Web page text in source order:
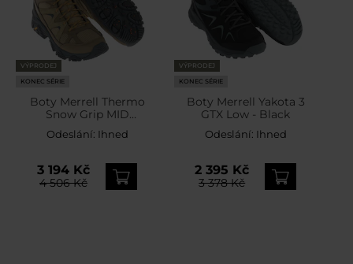
VÝPRODEJ
KONEC SÉRIE
Boty Merrell Thermo
Snow Grip MID
Waterproof - Drab
Odeslání: Ihned
3 194 Kč
4 506 Kč
VÝPRODEJ
KONEC SÉRIE
Boty Merrell Yakota 3
GTX Low - Black
Odeslání: Ihned
2 395 Kč
3 378 Kč